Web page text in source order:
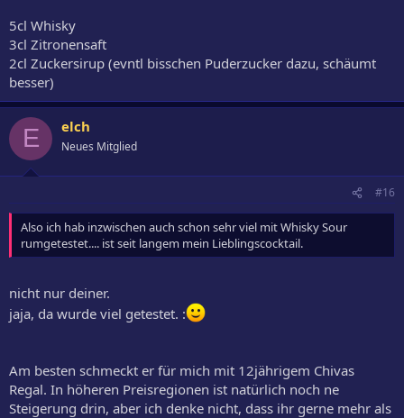
5cl Whisky
3cl Zitronensaft
2cl Zuckersirup (evntl bisschen Puderzucker dazu, schäumt
besser)
E elch
Neues Mitglied
#16
Also ich hab inzwischen auch schon sehr viel mit Whisky Sour
rumgetestet.... ist seit langem mein Lieblingscocktail.
nicht nur deiner.
jaja, da wurde viel getestet. :
Am besten schmeckt er für mich mit 12jährigem Chivas
Regal. In höheren Preisregionen ist natürlich noch ne
Steigerung drin, aber ich denke nicht, dass ihr gerne mehr als